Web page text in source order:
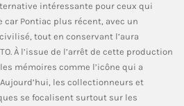
intéressante pour ceux qui
Pontiac plus récent, avec un
tout en conservant l’aura
À l’issue de l’arrêt de cette production
mémoires comme l’icône qui a
les collectionneurs et
se focalisent surtout sur les